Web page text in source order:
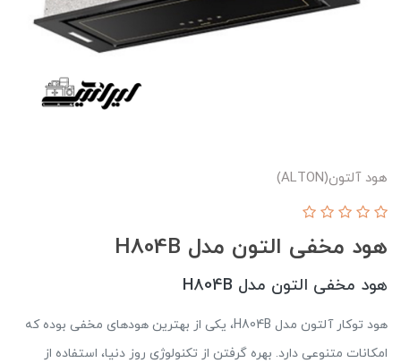
هود آلتون(ALTON)
هود مخفی التون مدل H804B
هود مخفی التون مدل H804B
هود توکار آلتون مدل H804B، یکی از بهترین هودهای مخفی بوده که
امکانات متنوعی دارد. بهره گرفتن از تکنولوژی روز دنیا، استفاده از